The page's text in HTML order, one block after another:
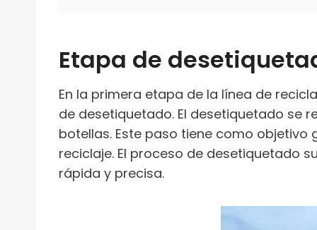
Etapa de
En la primera etapa de la línea de
de desetiquetado. El desetiquetado se
botellas. Este paso tiene como
reciclaje. El proceso de desetiquetado
rápida y precisa.